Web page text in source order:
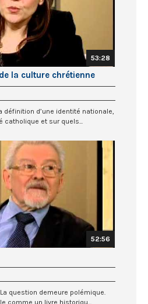
53:28
la culture chrétienne
définition d’une identité nationale,
catholique et sur quels...
52:56
question demeure polémique.